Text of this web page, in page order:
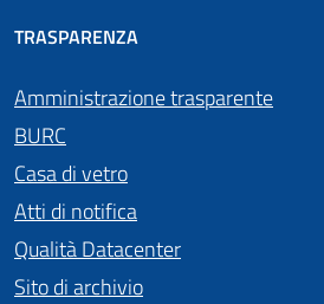
TRASPARENZA
Amministrazione trasparente
BURC
Casa di vetro
Atti di notifica
Qualità Datacenter
Sito di archivio